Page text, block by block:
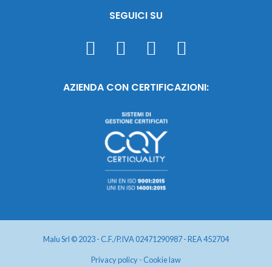
SEGUICI SU
AZIENDA CON CERTIFICAZIONI:
Malu Srl © 2023 - C.F./P.IVA 02471290987 - REA 452704
Privacy policy- Cookie law